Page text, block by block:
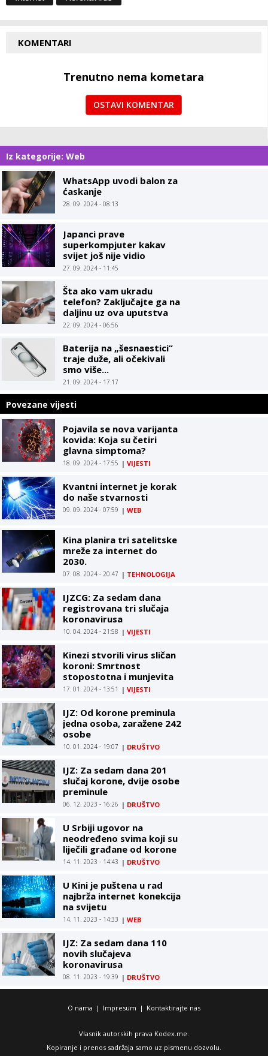
KOMENTARI
Trenutno nema kometara
OSTAVI KOMENTAR
Iz kategorije: Web
WhatsApp uvodi balon za
ćaskanje
28. 09. 2024 - 08:13
Japanci prave
superkompjuter kakav
svijet još nije vidio
27. 09. 2024 - 11:45
Šta ako vam ukradu
telefon? Zaključajte ga na
daljinu uz ova uputstva
22. 09. 2024 - 06:56
Baterija na „šesnaestici“
traje duže, ali očekivali
smo više...
21. 09. 2024 - 17:17
Povezane vijesti
Pojavila se nova varijanta
kovida: Koja su četiri
glavna simptoma?
18. 09. 2024 - 17:55 | VIJESTI
Kvantni internet je korak
do naše stvarnosti
09. 09. 2024 - 07:59 | WEB
Kina planira tri satelitske
mreže za internet do
2030.
07. 08. 2024 - 20:47 | TEHNOLOGIJA
IJZCG: Za sedam dana
registrovana tri slučaja
koronavirusa
10. 04. 2024 - 21:58 | VIJESTI
Kinezi stvorili virus sličan
koroni: Smrtnost
stopostotna i munjevita
17. 01. 2024 - 13:51 | VIJESTI
IJZ: Od korone preminula
jedna osoba, zaražene 242
osobe
10. 01. 2024 - 19:07 | DRUŠTVO
IJZ: Za sedam dana 201
slučaj korone, dvije osobe
preminule
06. 12. 2023 - 16:26 | DRUŠTVO
U Srbiji ugovor na
neodređeno svima koji su
liječili građane od korone
14. 11. 2023 - 14:43 | DRUŠTVO
U Kini je puštena u rad
najbrža internet konekcija
na svijetu
14. 11. 2023 - 14:33 | WEB
IJZ: Za sedam dana 110
novih slučajeva
koronavirusa
08. 11. 2023 - 19:39 | DRUŠTVO
O nama | Impresum | Kontaktirajte nas
Vlasnik autorskih prava Kodex.me.
Kopiranje i prenos sadržaja samo uz pismenu dozvolu.